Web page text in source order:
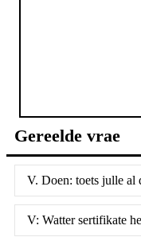
Gereelde vrae
V. Doen: toets julle al
V: Watter sertifikate